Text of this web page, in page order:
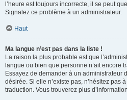
l’heure est toujours incorrecte, il se peut
Signalez ce problème à un administrateur.
Haut
Ma langue n’est pas dans la liste !
La raison la plus probable est que
langue ou bien que personne n’ait encore
Essayez de demander à un administrateur
désirée. Si elle n’existe pas, n’hésitez pas
traduction. Vous trouverez plus